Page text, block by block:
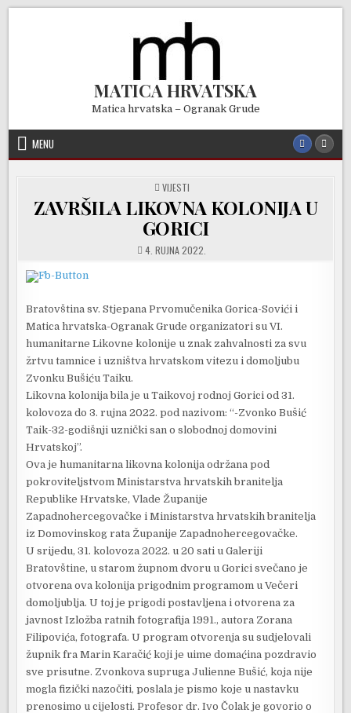
MATICA HRVATSKA
Matica hrvatska – Ogranak Grude
MENU
POSTED
IN
VIJESTI
ZAVRŠILA LIKOVNA KOLONIJA U
GORICI
4. RUJNA 2022.
Bratovština sv. Stjepana Prvomučenika Gorica-Sovići i
Matica hrvatska-Ogranak Grude organizatori su VI.
humanitarne Likovne kolonije u znak zahvalnosti za svu
žrtvu tamnice i uzništva hrvatskom vitezu i domoljubu
Zvonku Bušiću Taiku.
Likovna kolonija bila je u Taikovoj rodnoj Gorici od 31.
kolovoza do 3. rujna 2022. pod nazivom: “-Zvonko Bušić
Taik-32-godišnji uznički san o slobodnoj domovini
Hrvatskoj”.
Ova je humanitarna likovna kolonija održana pod
pokroviteljstvom Ministarstva hrvatskih branitelja
Republike Hrvatske, Vlade Županije
Zapadnohercegovačke i Ministarstva hrvatskih branitelja
iz Domovinskog rata Županije Zapadnohercegovačke.
U srijedu, 31. kolovoza 2022. u 20 sati u Galeriji
Bratovštine, u starom župnom dvoru u Gorici svečano je
otvorena ova kolonija prigodnim programom u Večeri
domoljublja. U toj je prigodi postavljena i otvorena za
javnost Izložba ratnih fotografija 1991., autora Zorana
Filipovića, fotografa. U program otvorenja su sudjelovali
župnik fra Marin Karačić koji je uime domaćina pozdravio
sve prisutne. Zvonkova supruga Julienne Bušić, koja nije
mogla fizički nazočiti, poslala je pismo koje u nastavku
prenosimo u cijelosti. Profesor dr. Ivo Čolak je govorio o